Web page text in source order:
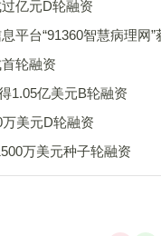
亿元D轮融资
平台“91360智慧病理网”
轮融资
1.05亿美元B轮融资
美元D轮融资
万美元种子轮融资